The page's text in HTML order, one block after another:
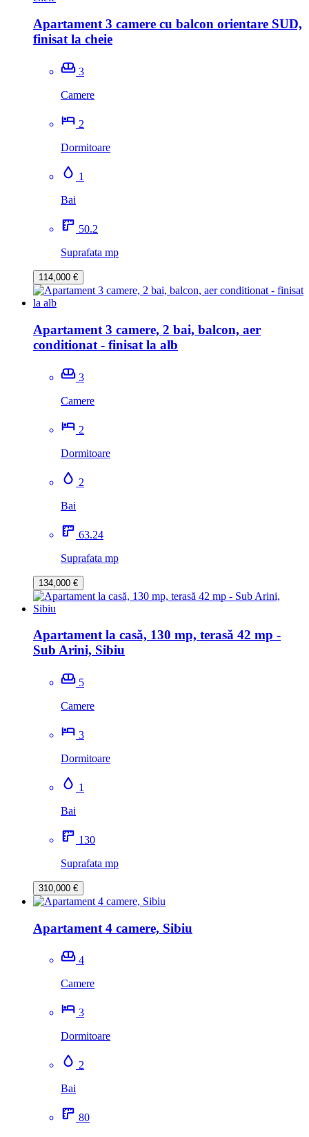
Apartament 3 camere cu balcon orientare SUD,
finisat la cheie
3
Camere
2
Dormitoare
1
Bai
50.2
Suprafata mp
114,000 €
Apartament 3 camere, 2 bai, balcon, aer
conditionat - finisat la alb
3
Camere
2
Dormitoare
2
Bai
63.24
Suprafata mp
134,000 €
Apartament la casă, 130 mp, terasă 42 mp -
Sub Arini, Sibiu
5
Camere
3
Dormitoare
1
Bai
130
Suprafata mp
310,000 €
Apartament 4 camere, Sibiu
4
Camere
3
Dormitoare
2
Bai
80